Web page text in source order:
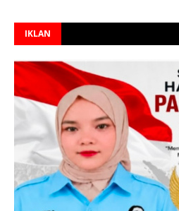
IKLAN